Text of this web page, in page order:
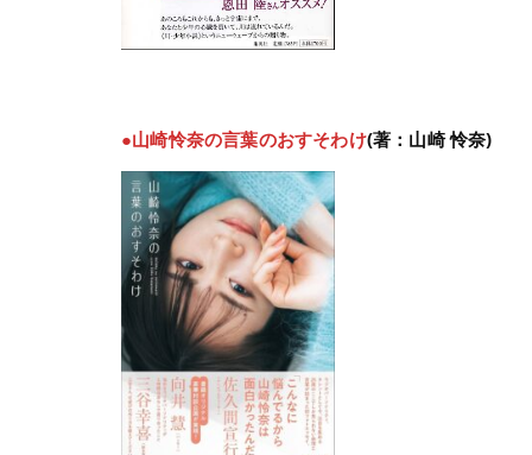
●山崎怜奈の言葉のおすそわけ(著：山崎 怜奈)